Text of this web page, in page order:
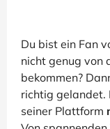
Du bist ein Fan
nicht genug von
bekommen?
richtig gelandet.
seiner Plattform